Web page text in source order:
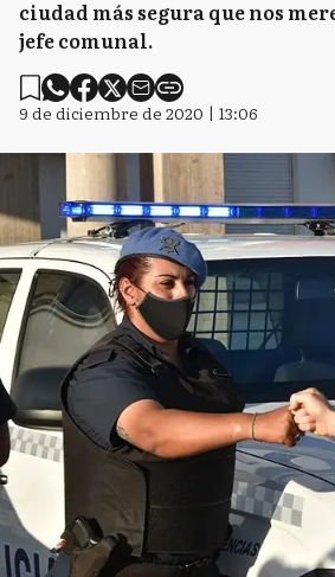
ciudad más segura que nos
jefe comunal.
9 de diciembre de 2020 | 13:06